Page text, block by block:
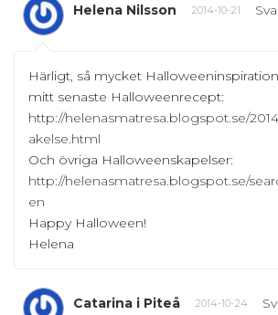
Helena Nilsson 2014-10-21
Härligt, så mycket
mitt senaste Halloweenrecept:
http://helenasmatresa.blogspot.se/
akelse.html
Och övriga Halloweenskapelser:
http://helenasmatresa.blogspot.se/
en
Happy Halloween!
Helena
Catarina i Piteå 2014-10-24